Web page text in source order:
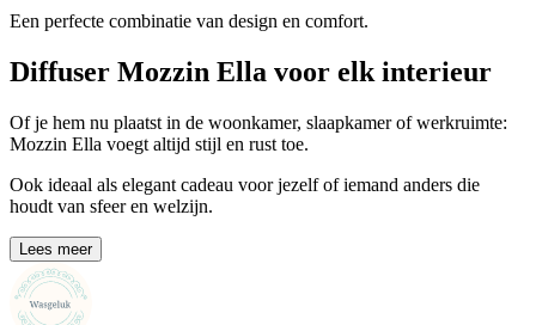
Een perfecte combinatie van design en comfort.
Diffuser Mozzin Ella voor elk interieur
Of je hem nu plaatst in de woonkamer, slaapkamer of werkruimte:
Mozzin Ella voegt altijd stijl en rust toe.
Ook ideaal als elegant cadeau voor jezelf of iemand anders die
houdt van sfeer en welzijn.
Lees meer